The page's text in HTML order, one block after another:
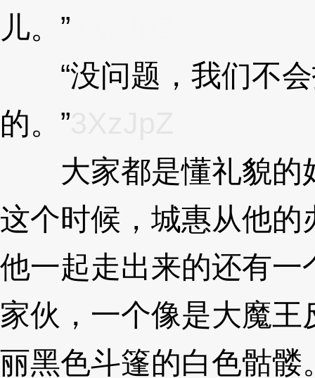
儿。”
“没问题，我们不会
的。”
大家都是懂礼貌的
这个时候，城惠从他
他一起走出来的还有
家伙，一个像是大魔
丽黑色斗篷的白色骷髅